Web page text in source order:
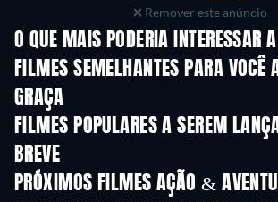
Remover este anúncio
O QUE MAIS PODERIA INTERESSAR
FILMES SEMELHANTES PARA VOCÊ
GRAÇA
FILMES POPULARES A SEREM
BREVE
PRÓXIMOS FILMES AÇÃO &